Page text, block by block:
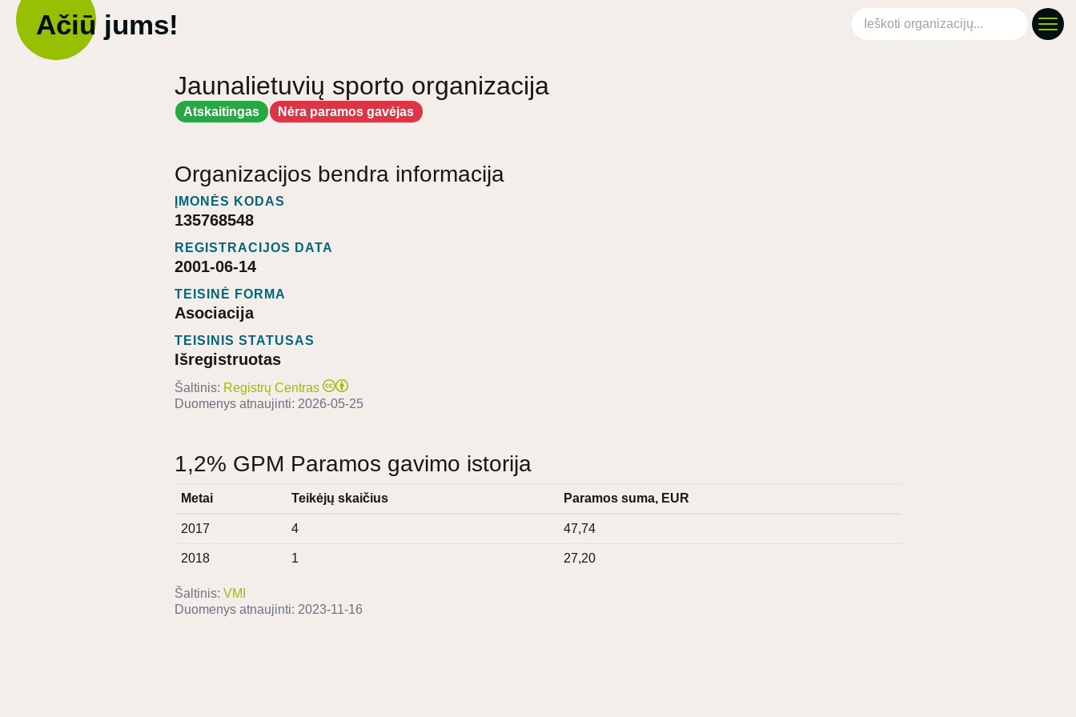
Ačiū jums! Ieškoti organizacijų
Jaunalietuvių sporto organizacija
Atskaitingas Nėra paramos gavėjas
Organizacijos bendra informacija
ĮMONĖS KODAS
135768548
REGISTRACIJOS DATA
2001-06-14
TEISINĖ FORMA
Asociacija
TEISINIS STATUSAS
Išregistruotas
Šaltinis: Registrų Centras
Duomenys atnaujinti: 2026-05-25
1,2% GPM Paramos gavimo istorija
Metai Teikėjų skaičius Paramos suma, EUR
2017 4 47,74
2018 1 27,20
Šaltinis: VMI
Duomenys atnaujinti: 2023-11-16